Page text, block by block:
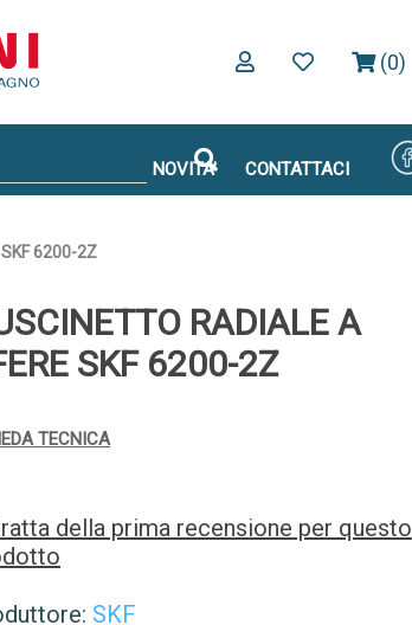
(0)
NOVITA' CONTATTACI
SKF 6200-2Z
RADIALE A
SKF 6200-2Z
TECNICA
della prima recensione per questo
SKF